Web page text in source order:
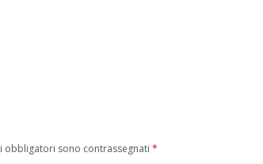
obbligatori sono contrassegnati *